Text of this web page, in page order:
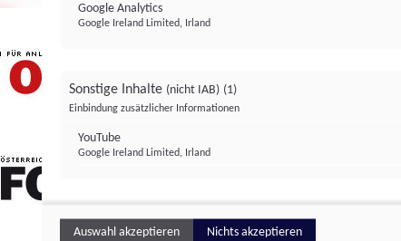
FONDS professionell
Google Analytics
Google Ireland Limited, Irland
Sonstige Inhalte (nicht IAB) (1)
Einbindung zusätzlicher Informationen
YouTube
Google Ireland Limited, Irland
Auswahl akzeptieren Nichts akzeptieren